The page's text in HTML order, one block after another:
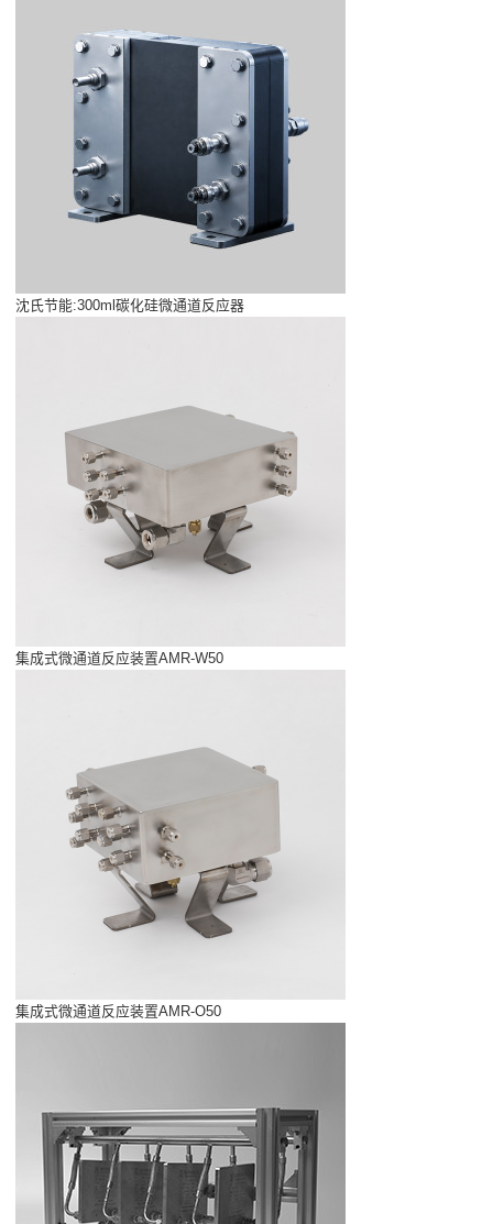
沈氏节能:300ml碳化硅微通道反应器
集成式微通道反应装置AMR-W50
集成式微通道反应装置AMR-O50